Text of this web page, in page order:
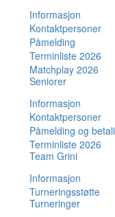
Informasjon
Kontaktpersoner
Påmelding
Terminliste 2026
Matchplay 2026
Seniorer
Informasjon
Kontaktpersoner
Påmelding og
Terminliste 2026
Team Grini
Informasjon
Turneringsstøtte
Turneringer